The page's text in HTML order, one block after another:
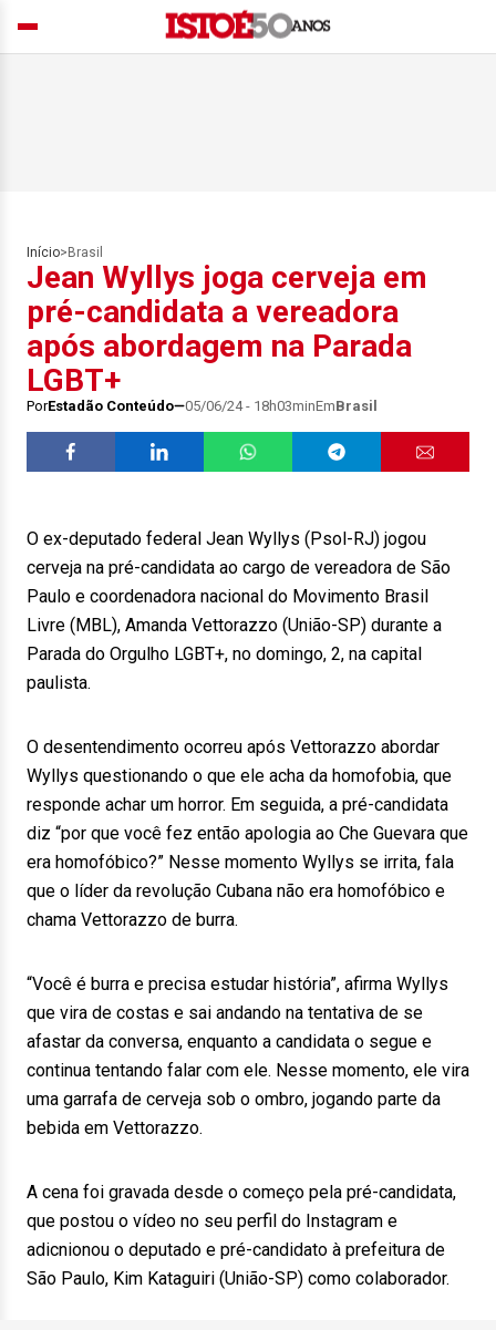
Início> Brasil
Jean Wyllys joga cerveja em
pré-candidata a vereadora
após abordagem na Parada
LGBT+
PorEstadão Conteúdo 05/06/24 - 18h03minEmBrasil
O ex-deputado federal Jean Wyllys (Psol-RJ) jogou
cerveja na pré-candidata ao cargo de vereadora de São
Paulo e coordenadora nacional do Movimento Brasil
Livre (MBL), Amanda Vettorazzo (União-SP) durante a
Parada do Orgulho LGBT+, no domingo, 2, na capital
paulista.
O desentendimento ocorreu após Vettorazzo abordar
Wyllys questionando o que ele acha da homofobia, que
responde achar um horror. Em seguida, a pré-candidata
diz “por que você fez então apologia ao Che Guevara que
era homofóbico?” Nesse momento Wyllys se irrita, fala
que o líder da revolução Cubana não era homofóbico e
chama Vettorazzo de burra.
“Você é burra e precisa estudar história”, afirma Wyllys
que vira de costas e sai andando na tentativa de se
afastar da conversa, enquanto a candidata o segue e
continua tentando falar com ele. Nesse momento, ele vira
uma garrafa de cerveja sob o ombro, jogando parte da
bebida em Vettorazzo.
A cena foi gravada desde o começo pela pré-candidata,
que postou o vídeo no seu perfil do Instagram e
adicnionou o deputado e pré-candidato à prefeitura de
São Paulo, Kim Kataguiri (União-SP) como colaborador.